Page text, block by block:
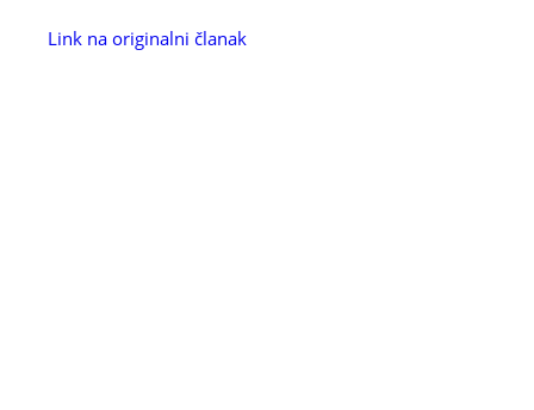
Link na originalni članak